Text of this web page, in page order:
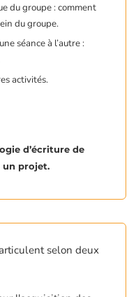
du groupe : comment
du groupe.
séance à l’autre :
activités.
d’écriture de
un projet.
selon deux